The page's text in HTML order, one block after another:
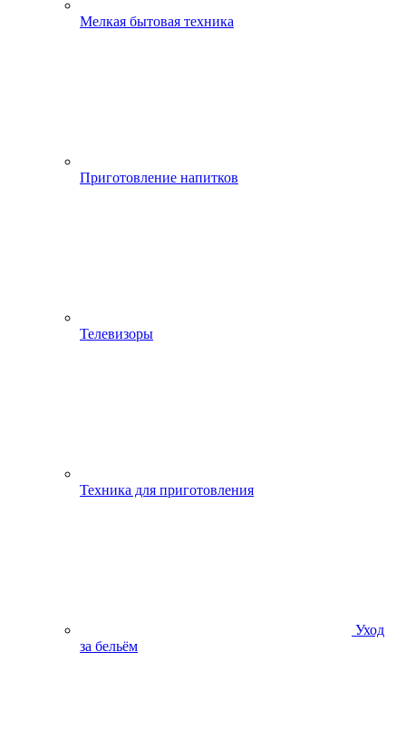
Мелкая бытовая техника
Приготовление напитков
Телевизоры
Техника для приготовления
Уход
за бельём